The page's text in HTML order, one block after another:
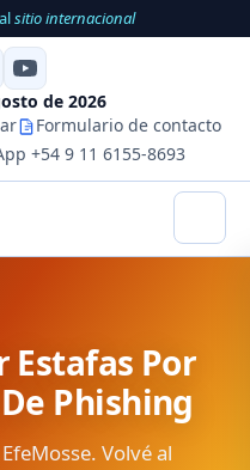
sitio internacional
de 2026
Formulario de contacto
+54 9 11 6155-8693
Por
Phishing
Volvé al